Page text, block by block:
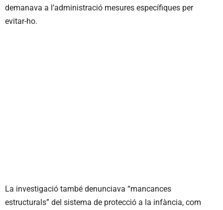
demanava a l’administració mesures específiques per
evitar-ho.
La investigació també denunciava “mancances
estructurals” del sistema de protecció a la infància, com